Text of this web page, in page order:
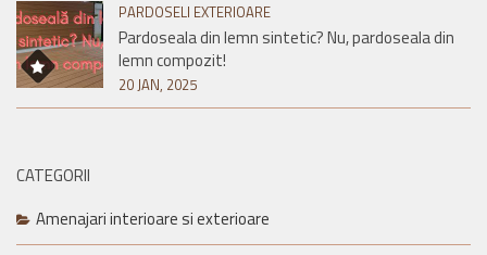
PARDOSELI EXTERIOARE
Pardoseala din lemn sintetic? Nu, pardoseala din
lemn compozit!
20 JAN, 2025
CATEGORII
Amenajari interioare si exterioare